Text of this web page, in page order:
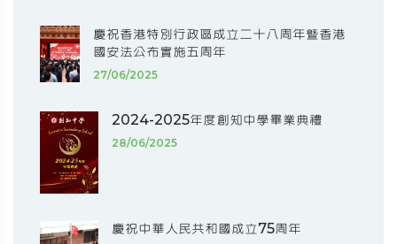
慶祝香港特別行政區成立二十八周年暨香港
國安法公布實施五周年
27/06/2025
2024-2025年度創知中學畢業典禮
28/06/2025
慶祝中華人民共和國成立75周年